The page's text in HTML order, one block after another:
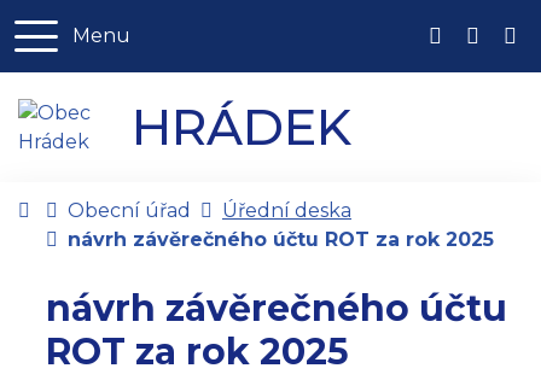
Menu
+420 734
HRÁDEK
Úvodní stránka
Obecní úřad
Úřední deska
návrh závěrečného účtu ROT za rok 2025
návrh závěrečného účtu
ROT za rok 2025